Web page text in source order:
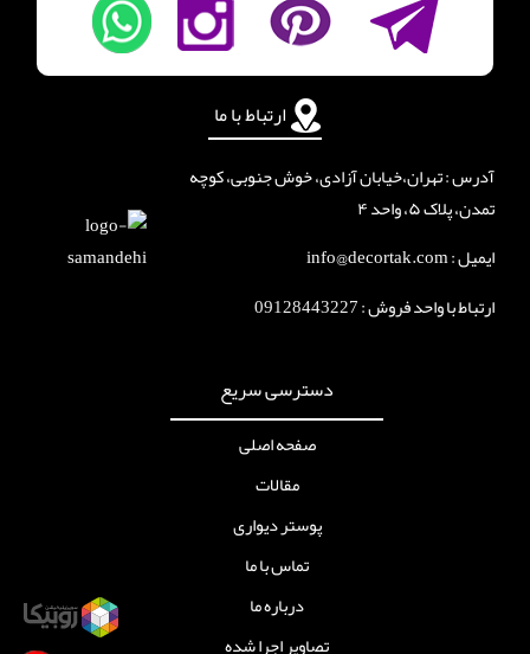
دسترسی سریع
صفحه اصلی
مقالات
پوستر دیواری
تماس با ما
درباره ما
تصاویر اجرا شده
ارتباط با ما
آدرس : تهران،خیابان آزادی، خوش جنوبی، کوچه
تمدن، پلاک ۵، واحد ۴
ایمیل : info@decortak.com
ارتباط با واحد فروش :09128443227